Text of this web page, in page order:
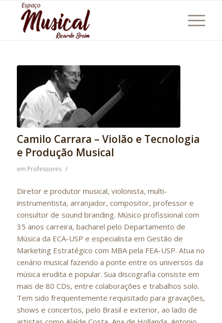
Camilo Carrara – Violão e Tecnologia
e Produção Musical
em Professores /
Diretor e produtor musical, violonista, multi-
instrumentista, arranjador, compositor, professor e
consultor de sound branding. Músico profissional com
35 anos carreira, bacharel pelo Departamento de
Música da ECA-USP e especialista em Gestão de
Marketing Estratégico com MBA pela FEA-USP. Atua no
cenário musical fazendo a ponte entre os universos da
música erudita e popular. Sua discografia consiste em
mais de 80 CDs, entre colaborações e trabalhos solo.
Tem sido frequentemente requisitado para gravações,
shows e concertos, pelo Brasil e exterior, ao lado de